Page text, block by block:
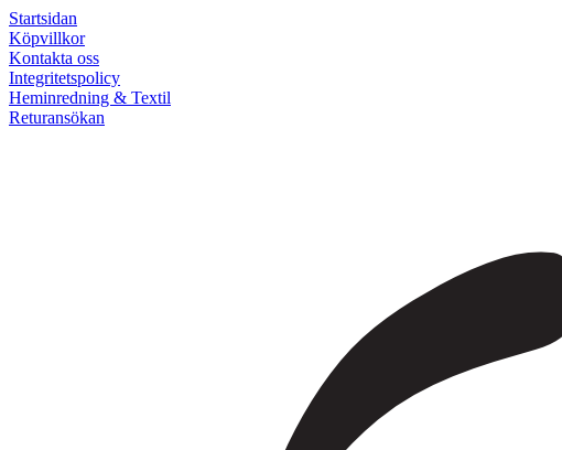
Startsidan
Köpvillkor
Kontakta oss
Integritetspolicy
Heminredning & Textil
Returansökan